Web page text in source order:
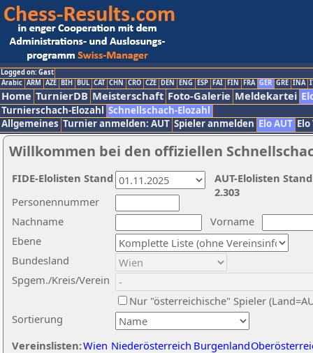
Logged on: Gast
Arabic ARM AZE BIH BUL CAT CHN CRO CZE DEN ENG ESP FAI FIN FRA GER GRE INA
Home TurnierDB Meisterschaft Foto-Galerie Meldekartei
Turnierschach-Elozahl Schnellschach-Elozahl
Allgemeines Turnier anmelden: AUT Spieler anmelden Elo AUT
Willkommen bei den offiziellen
Nachname
Vorname
Ebene
Sortierung
Personennummer
Bundesland
Spgem./Kreis/Verein
Nur "österreichische" Spieler
Vereinslisten:Wien Niederösterreich Burgenland
AUT-Elolisten
2.303
FIDE-Elolisten Stand